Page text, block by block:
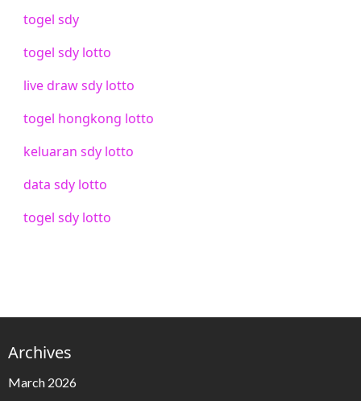
togel sdy
togel sdy lotto
live draw sdy lotto
togel hongkong lotto
keluaran sdy lotto
data sdy lotto
togel sdy lotto
Archives
March 2026